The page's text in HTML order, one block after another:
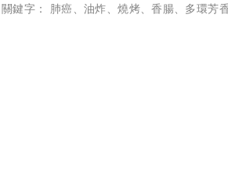
關鍵字： 肺癌 、 油炸、燒烤、香腸、 多環芳